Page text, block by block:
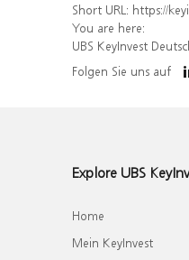
Short URL: https://keyinvest-
You are here:
UBS KeyInvest
Folgen Sie uns auf
Explore UBS
Home
Mein KeyInvest